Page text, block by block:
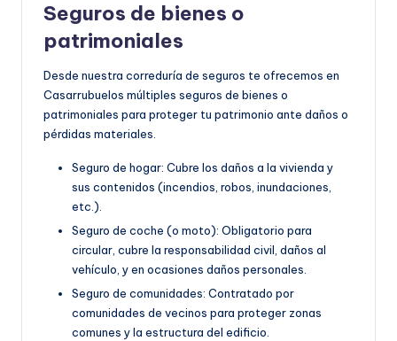
Seguros de bienes o
patrimoniales
Desde nuestra correduría de seguros te ofrecemos en
Casarrubuelos múltiples seguros de bienes o
patrimoniales para proteger tu patrimonio ante daños o
pérdidas materiales.
Seguro de hogar: Cubre los daños a la vivienda y
sus contenidos (incendios, robos, inundaciones,
etc.).
Seguro de coche (o moto): Obligatorio para
circular, cubre la responsabilidad civil, daños al
vehículo, y en ocasiones daños personales.
Seguro de comunidades: Contratado por
comunidades de vecinos para proteger zonas
comunes y la estructura del edificio.